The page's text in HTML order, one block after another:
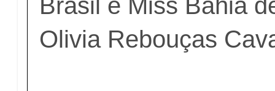
Olivia Rebouças